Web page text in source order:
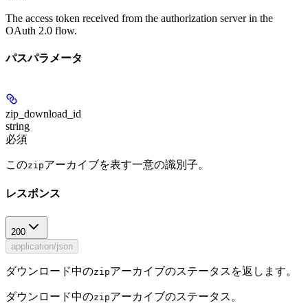
The access token received from the authorization server in the
OAuth 2.0 flow.
パスパラメータ
zip_download_id
string
必須
このzipアーカイブを表す一意の識別子。
レスポンス
200
application/json
ダウンロード中のzipアーカイブのステータスを返します。
ダウンロード中のzipアーカイブのステータス。